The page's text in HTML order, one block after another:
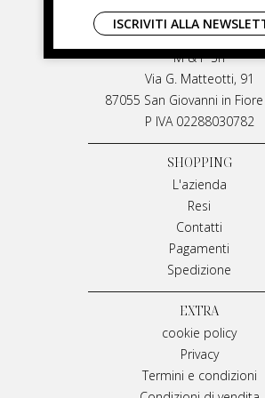
LIVIANA MIRARCHI
M & P Srl
Via G. Matteotti, 91
87055 San Giovanni in
P IVA 02288030782
SHOPPING
L'azienda
Resi
Contatti
Pagamenti
Spedizione
EXTRA
cookie policy
Privacy
Termini e condizioni
ISCRIVITI ALLA